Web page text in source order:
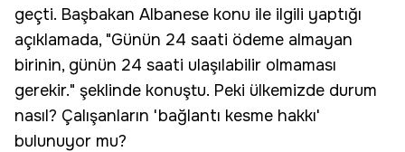
geçti. Başbakan Albanese konu ile ilgili yaptığı
açıklamada, "Günün 24 saati ödeme almayan
birinin, günün 24 saati ulaşılabilir olmaması
gerekir." şeklinde konuştu. Peki ülkemizde durum
nasıl? Çalışanların 'bağlantı kesme hakkı'
bulunuyor mu?